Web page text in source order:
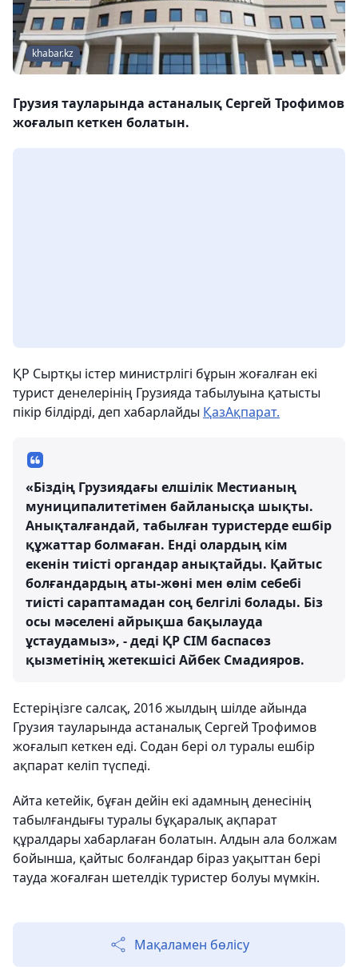
khabar.kz
Грузия тауларында астаналық Сергей Трофимов
жоғалып кеткен болатын.
ҚР Сыртқы істер министрлігі бұрын жоғалған екі
турист денелерінің Грузияда табылуына қатысты
пікір білдірді, деп хабарлайды ҚазАқпарат.
«Біздің Грузиядағы елшілік Местианың
муниципалитетімен байланысқа шықты.
Анықталғандай, табылған туристерде ешбір
құжаттар болмаған. Енді олардың кім
екенін тиісті органдар анықтайды. Қайтыс
болғандардың аты-жөні мен өлім себебі
тиісті сараптамадан соң белгілі болады. Біз
осы мәселені айрықша бақылауда
ұстаудамыз», - деді ҚР СІМ баспасөз
қызметінің жетекшісі Айбек Смадияров.
Естеріңізге салсақ, 2016 жылдың шілде айында
Грузия тауларында астаналық Сергей Трофимов
жоғалып кеткен еді. Содан бері ол туралы ешбір
ақпарат келіп түспеді.
Айта кетейік, бұған дейін екі адамның денесінің
табылғандығы туралы бұқаралық ақпарат
құралдары хабарлаған болатын. Алдын ала болжам
бойынша, қайтыс болғандар біраз уақыттан бері
тауда жоғалған шетелдік туристер болуы мүмкін.
Мақаламен бөлісу